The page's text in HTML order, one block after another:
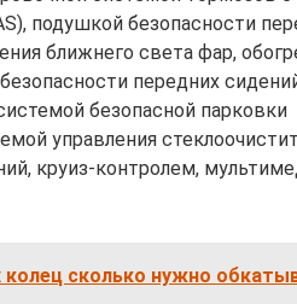
подушкой безопасности
ближнего света фар,
передних
безопасной парковки
управления
круиз-контролем,
сколько нужно